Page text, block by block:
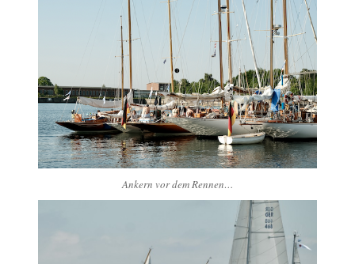
Ankern vor dem Rennen…